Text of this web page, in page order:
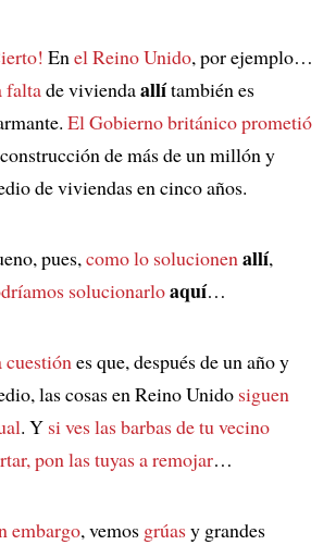
En el Reino Unido, por ejemplo…
faltade viviendaallítambién es
El Gobierno británico prometió
de más de un millón y
de viviendas en cinco años.
pues, como lo solucionen allí,
solucionarloaquí…
cuestión es que, después de un año y
las cosas en Reino Unido siguen
. Y si ves las barbas de tu vecino
pon las tuyas a remojar…
embargo, vemos grúasy grandes